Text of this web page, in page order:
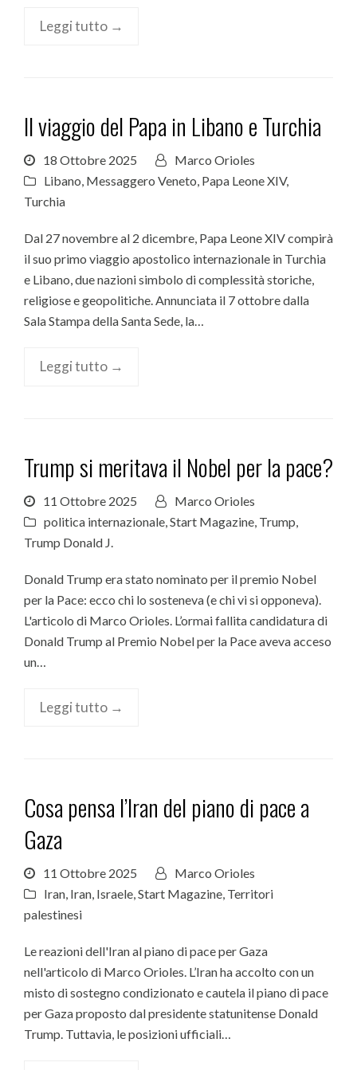
Leggi tutto →
Il viaggio del Papa in Libano e Turchia
18 Ottobre 2025
Marco Orioles
Libano, Messaggero Veneto, Papa Leone XIV,
Turchia
Dal 27 novembre al 2 dicembre, Papa Leone XIV compirà
il suo primo viaggio apostolico internazionale in Turchia
e Libano, due nazioni simbolo di complessità storiche,
religiose e geopolitiche. Annunciata il 7 ottobre dalla
Sala Stampa della Santa Sede, la…
Leggi tutto →
Trump si meritava il Nobel per la pace?
11 Ottobre 2025
Marco Orioles
politica internazionale Start Magazine Trump
Trump Donald J.
Donald Trump era stato nominato per il premio Nobel
per la Pace: ecco chi lo sosteneva (e chi vi si opponeva).
L'articolo di Marco Orioles. L’ormai fallita candidatura di
Donald Trump al Premio Nobel per la Pace aveva acceso
un…
Leggi tutto →
Cosa pensa l’Iran del piano di pace a
Gaza
11 Ottobre 2025
Marco Orioles
Iran, Iran, Israele,Start Magazine, Territori
palestinesi
Le reazioni dell'Iran al piano di pace per Gaza
nell'articolo di Marco Orioles. L’Iran ha accolto con un
misto di sostegno condizionato e cautela il piano di pace
per Gaza proposto dal presidente statunitense Donald
Trump. Tuttavia, le posizioni ufficiali…